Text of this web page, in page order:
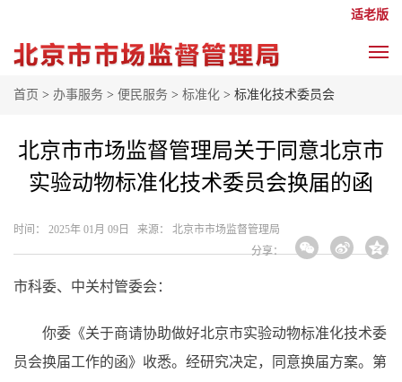
适老版
首页 > 办事服务 > 便民服务 > 标准化 > 标准化技术委员会
北京市市场监督管理局关于同意北京市
实验动物标准化技术委员会换届的函
时间： 2025年 01月 09日 来源： 北京市市场监督管理局
分享：
市科委、中关村管委会：
你委《关于商请协助做好北京市实验动物标准化技术委
员会换届工作的函》收悉。经研究决定，同意换届方案。第